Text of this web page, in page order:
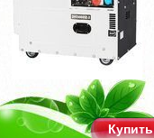
Купить